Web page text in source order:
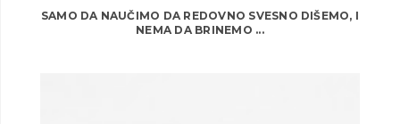
SAMO DA NAUČIMO DA REDOVNO SVESNO DIŠEMO, I
NEMA DA BRINEMO ...